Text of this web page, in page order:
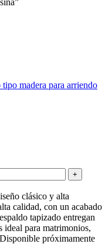
clásico y alta
calidad, con un acabado
tapizado entregan
ideal para matrimonios,
próximamente